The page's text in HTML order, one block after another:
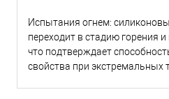
Испытания огнем:
переходит в стадию горения
что подтверждает
свойства при экстремальных